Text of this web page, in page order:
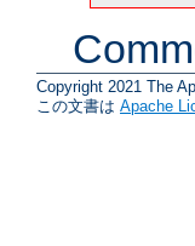
Copyright 2021 The
この文書は Apache